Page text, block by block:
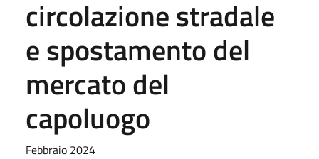
circolazione stradale
e spostamento del
mercato del
capoluogo
Febbraio 2024